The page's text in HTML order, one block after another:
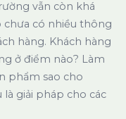
vẫn còn khá
có nhiều thông
hàng. Khách hàng
ở điểm nào? Làm
phẩm sao cho
là giải pháp cho các